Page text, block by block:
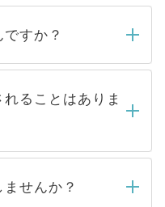
、弊社担当者がご
後メールもしくは
内にはご連絡をせて
らくお待ちくださ
すか？
り扱っている求人の
トからご覧いただ
す。非公開求人は
般には公開してい
人気のある医療機
ることはありま
とは一切ありませ
ら内定をいただい
せんか？